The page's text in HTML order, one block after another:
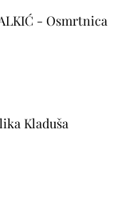
- Osmrtnica
Kladuša